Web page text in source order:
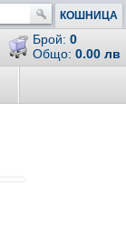
КОШНИЦА
Брой: 0
Общо: 0.00 лв